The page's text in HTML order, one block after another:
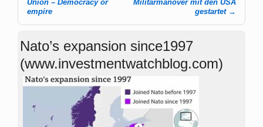
Post navigation
Union – Democracy or
empire
Militärmanöver mit den USA
gestartet →
Nato’s expansion since1997
(www.investmentwatchblog.com)